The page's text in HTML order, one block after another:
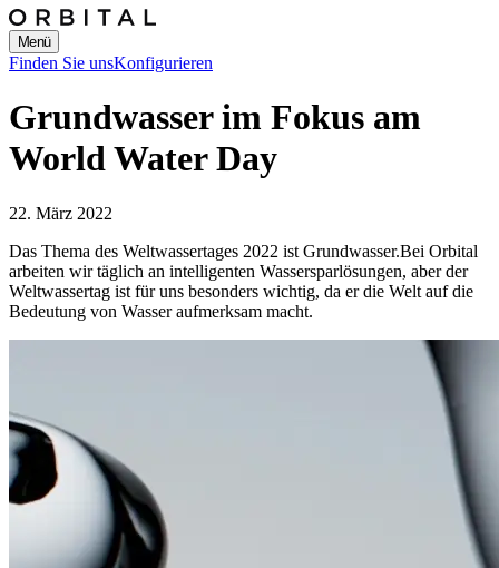
Menü
Finden Sie unsKonfigurieren
Grundwasser im Fokus am
World Water Day
22. März 2022
Das Thema des Weltwassertages 2022 ist Grundwasser.Bei Orbital
arbeiten wir täglich an intelligenten Wassersparlösungen, aber der
Weltwassertag ist für uns besonders wichtig, da er die Welt auf die
Bedeutung von Wasser aufmerksam macht.